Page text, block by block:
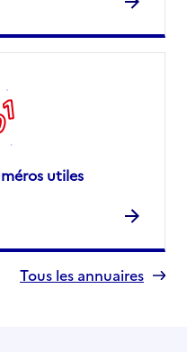
utiles
Tous les annuaires